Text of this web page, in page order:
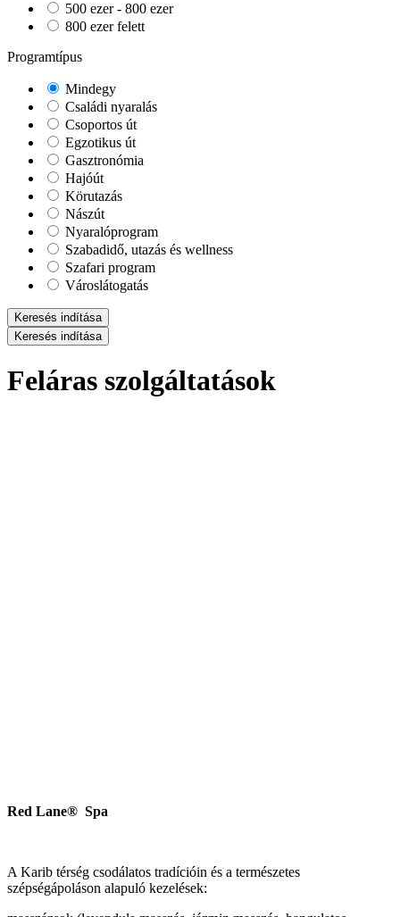
500 ezer - 800 ezer
800 ezer felett
Programtípus
Mindegy
Családi nyaralás
Csoportos út
Egzotikus út
Gasztronómia
Hajóút
Körutazás
Nászút
Nyaralóprogram
Szabadidő, utazás és wellness
Szafari program
Városlátogatás
Keresés indítása
Keresés indítása
Feláras szolgáltatások
Red Lane® Spa
A Karib térség csodálatos tradícióin és a természetes
szépségápoláson alapuló kezelések: